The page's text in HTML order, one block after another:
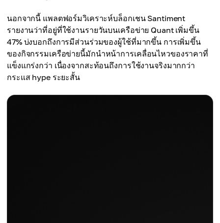
นอกจากนี้ แพลตฟอร์มวิเคราะห์บล็อกเชน Santiment
รายงานว่าที่อยู่ที่ใช้งานรายวันบนเครือข่าย Quant เพิ่มขึ้น
47% บ่งบอกถึงการมีส่วนร่วมของผู้ใช้ที่มากขึ้น การเพิ่มขึ้น
ของกิจกรรมเครือข่ายนี้มักนำหน้าการเคลื่อนไหวของราคาที่
แข็งแกร่งกว่า เนื่องจากสะท้อนถึงการใช้งานจริงมากกว่า
กระแส hype ระยะสั้น